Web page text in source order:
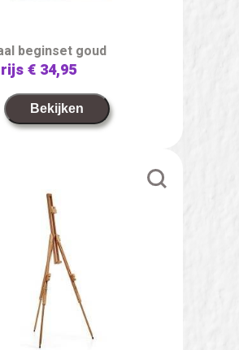
beginset goud
€ 34,95
Bekijken